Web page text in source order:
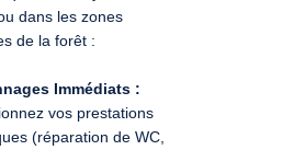
dans les zones
de la forêt :
Immédiats :
vos prestations
(réparation de WC,